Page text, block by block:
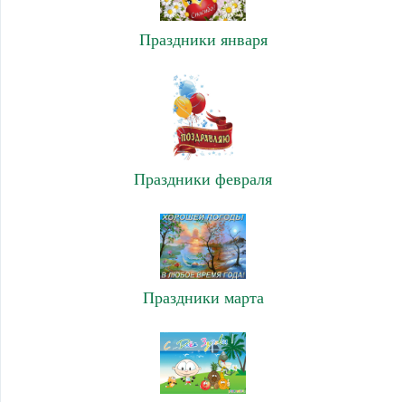
Праздники января
Праздники февраля
Праздники марта